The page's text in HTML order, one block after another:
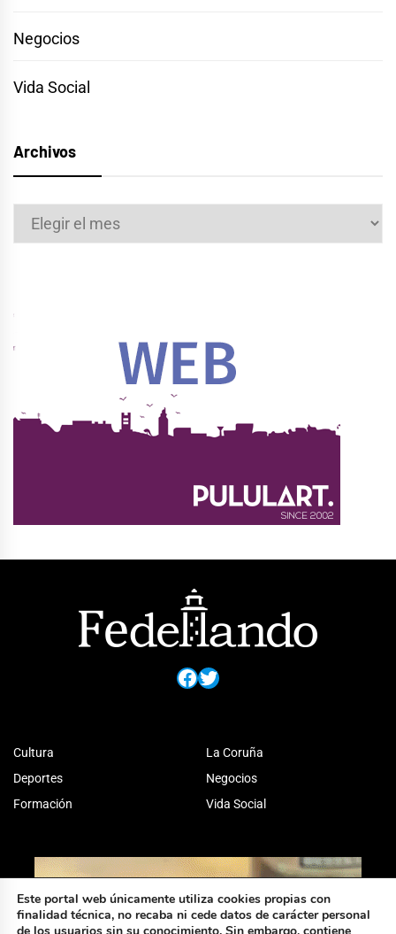
Negocios
Vida Social
Archivos
Archivos
Facebook
Twitter
Cultura
Deportes
Formación
La Coruña
Negocios
Vida Social
Este portal web únicamente utiliza cookies propias con
finalidad técnica, no recaba ni cede datos de carácter personal